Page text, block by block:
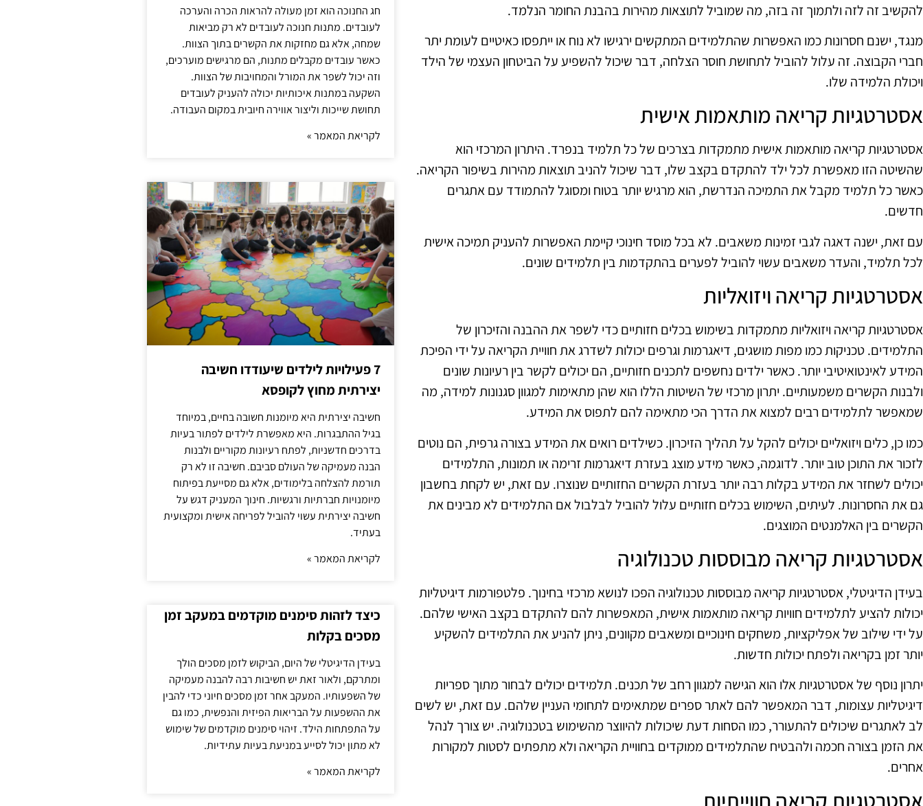
להקשיב זה לזה ולתמוך זה בזה, מה שמוביל לתוצאות מהירות בהבנת החומר הנלמד.
מנגד, ישנם חסרונות כמו האפשרות שהתלמידים המתקשים ירגישו לא נוח או ייתפסו כאיטיים לעומת יתר
חברי הקבוצה. זה עלול להוביל לתחושת חוסר הצלחה, דבר שיכול להשפיע על הביטחון העצמי של הילד
ויכולת הלמידה שלו.
אסטרטגיות קריאה מותאמות אישית
אסטרטגיות קריאה מותאמות אישית מתמקדות בצרכים של כל תלמיד בנפרד. היתרון המרכזי הוא
שהשיטה הזו מאפשרת לכל ילד להתקדם בקצב שלו, דבר שיכול להניב תוצאות מהירות בשיפור הקריאה.
כאשר כל תלמיד מקבל את התמיכה הנדרשת, הוא מרגיש יותר בטוח ומסוגל להתמודד עם אתגרים
חדשים.
עם זאת, ישנה דאגה לגבי זמינות משאבים. לא בכל מוסד חינוכי קיימת האפשרות להעניק תמיכה אישית
לכל תלמיד, והעדר משאבים עשוי להוביל לפערים בהתקדמות בין תלמידים שונים.
אסטרטגיות קריאה ויזואליות
אסטרטגיות קריאה ויזואליות מתמקדות בשימוש בכלים חזותיים כדי לשפר את ההבנה והזיכרון של
התלמידים. טכניקות כמו מפות מושגים, דיאגרמות וגרפים יכולות לשדרג את חוויית הקריאה על ידי הפיכת
המידע לאינטואיטיבי יותר. כאשר ילדים נחשפים לתכנים חזותיים, הם יכולים לקשר בין רעיונות שונים
ולבנות הקשרים משמעותיים. יתרון מרכזי של השיטות הללו הוא שהן מתאימות למגוון סגנונות למידה, מה
שמאפשר לתלמידים רבים למצוא את הדרך הכי מתאימה להם לתפוס את המידע.
כמו כן, כלים ויזואליים יכולים להקל על תהליך הזיכרון. כשילדים רואים את המידע בצורה גרפית, הם נוטים
לזכור את התוכן טוב יותר. לדוגמה, כאשר מידע מוצג בעזרת דיאגרמות זרימה או תמונות, התלמידים
יכולים לשחזר את המידע בקלות רבה יותר בעזרת הקשרים החזותיים שנוצרו. עם זאת, יש לקחת בחשבון
גם את החסרונות. לעיתים, השימוש בכלים חזותיים עלול להוביל לבלבול אם התלמידים לא מבינים את
הקשרים בין האלמנטים המוצגים.
אסטרטגיות קריאה מבוססות טכנולוגיה
בעידן הדיגיטלי, אסטרטגיות קריאה מבוססות טכנולוגיה הפכו לנושא מרכזי בחינוך. פלטפורמות דיגיטליות
יכולות להציע לתלמידים חוויות קריאה מותאמות אישית, המאפשרות להם להתקדם בקצב האישי שלהם.
על ידי שילוב של אפליקציות, משחקים חינוכיים ומשאבים מקוונים, ניתן להניע את התלמידים להשקיע
יותר זמן בקריאה ולפתח יכולות חדשות.
יתרון נוסף של אסטרטגיות אלו הוא הגישה למגוון רחב של תכנים. תלמידים יכולים לבחור מתוך ספריות
דיגיטליות עצומות, דבר המאפשר להם לאתר ספרים שמתאימים לתחומי העניין שלהם. עם זאת, יש לשים
לב לאתגרים שיכולים להתעורר, כמו הסחות דעת שיכולות להיווצר מהשימוש בטכנולוגיה. יש צורך לנהל
את הזמן בצורה חכמה ולהבטיח שהתלמידים ממוקדים בחוויית הקריאה ולא מתפתים לסטות למקורות
אחרים.
חג החנוכה הוא זמן מעולה להראות הכרה והערכה
לעובדים. מתנות חנוכה לעובדים לא רק מביאות
שמחה, אלא גם מחזקות את הקשרים בתוך הצוות.
כאשר עובדים מקבלים מתנות, הם מרגישים מוערכים,
וזה יכול לשפר את המורל והמחויבות של הצוות.
השקעה במתנות איכותיות יכולה להעניק לעובדים
תחושת שייכות וליצור אווירה חיובית במקום העבודה.
לקריאת המאמר »
7 פעילויות לילדים שיעודדו חשיבה
יצירתית מחוץ לקופסא
חשיבה יצירתית היא מיומנות חשובה בחיים, במיוחד
בגיל ההתבגרות. היא מאפשרת לילדים לפתור בעיות
בדרכים חדשניות, לפתח רעיונות מקוריים ולבנות
הבנה מעמיקה של העולם סביבם. חשיבה זו לא רק
תורמת להצלחה בלימודים, אלא גם מסייעת בפיתוח
מיומנויות חברתיות ורגשיות. חינוך המעניק דגש על
חשיבה יצירתית עשוי להוביל לפריחה אישית ומקצועית
בעתיד.
לקריאת המאמר »
כיצד לזהות סימנים מוקדמים במעקב זמן
מסכים בקלות
בעידן הדיגיטלי של היום, הביקוש לזמן מסכים הולך
ומתרקם, ולאור זאת יש חשיבות רבה להבנה מעמיקה
של השפעותיו. המעקב אחר זמן מסכים חיוני כדי להבין
את ההשפעות על הבריאות הפיזית והנפשית, כמו גם
על התפתחות הילד. זיהוי סימנים מוקדמים של שימוש
לא מתון יכול לסייע במניעת בעיות עתידיות.
לקריאת המאמר »